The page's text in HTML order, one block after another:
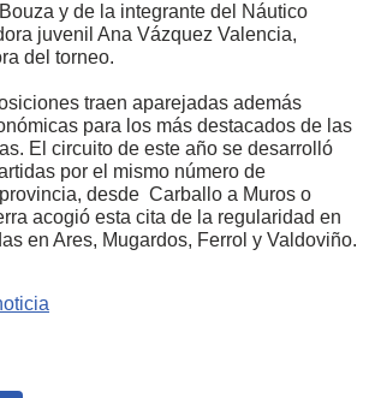
y de la integrante del Náutico
juvenil Ana Vázquez Valencia,
del torneo.
traen aparejadas además
para los más destacados de las
El circuito de este año se desarrolló
por el mismo número de
desde Carballo a Muros o
acogió esta cita de la regularidad en
en Ares, Mugardos, Ferrol y Valdoviño.